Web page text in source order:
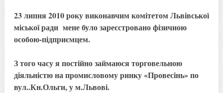
23 липня 2010 року виконавчим комітетом Львівської
міської ради мене було зареєстровано фізичною
особою-підприємцем.
З того часу я постійно займаюся торговельною
діяльністю на промисловому ринку «Провесінь» по
вул..Кн.Ольги, у м.Львові.